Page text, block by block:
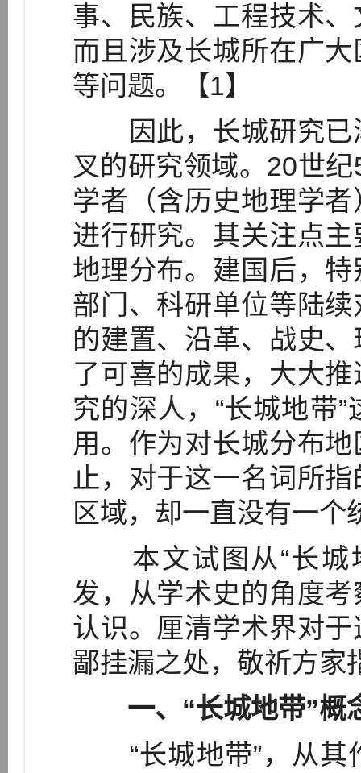
事、民族、工程技术
而且涉及长城所在广
等问题。【1】
因此，长城研究已
叉的研究领域。20世
学者（含历史地理学
进行研究。其关注点
地理分布。建国后，
部门、科研单位等陆
的建置、沿革、战史
了可喜的成果，大大
究的深人，“长城地带
用。作为对长城分布
止，对于这一名词所
区域，却一直没有一个
本文试图从“长城
发，从学术史的角度
认识。厘清学术界对
鄙挂漏之处，敬祈方家
一、“长城地带”概
“长城地带”，从其